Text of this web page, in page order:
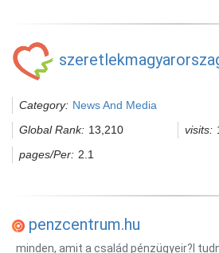
Category: News And Media
Global Rank: 13,210 visits:
pages/Per: 2.1
penzcentrum.hu
minden, amit a család pénzügyeir?l